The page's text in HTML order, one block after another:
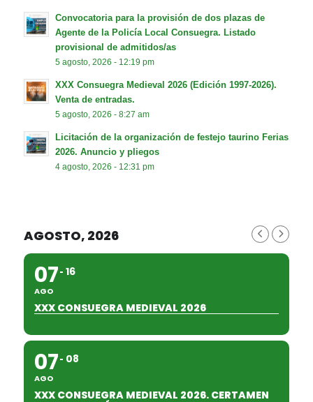
Convocatoria para la provisión de dos plazas de
Agente de la Policía Local Consuegra. Listado
provisional de admitidos/as
5 agosto, 2026 - 12:19 pm
XXX Consuegra Medieval 2026 (Edición 1997-2026).
Venta de entradas.
5 agosto, 2026 - 8:27 am
Licitación de la organización de festejo taurino Ferias
2026. Anuncio y pliegos
4 agosto, 2026 - 12:31 pm
AGOSTO, 2026
07
AGO
16
XXX CONSUEGRA MEDIEVAL 2026
07
AGO
08
XXX CONSUEGRA MEDIEVAL 2026. CERTAMEN